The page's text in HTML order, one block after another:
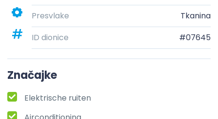
Presvlake
Tkanina
ID dionice
#07645
Značajke
Elektrische ruiten